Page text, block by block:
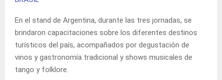
En el stand de Argentina, durante las tres jornadas, se
brindaron capacitaciones sobre los diferentes destinos
turísticos del país, acompañados por degustación de
vinos y gastronomía tradicional y shows musicales de
tango y folklore.